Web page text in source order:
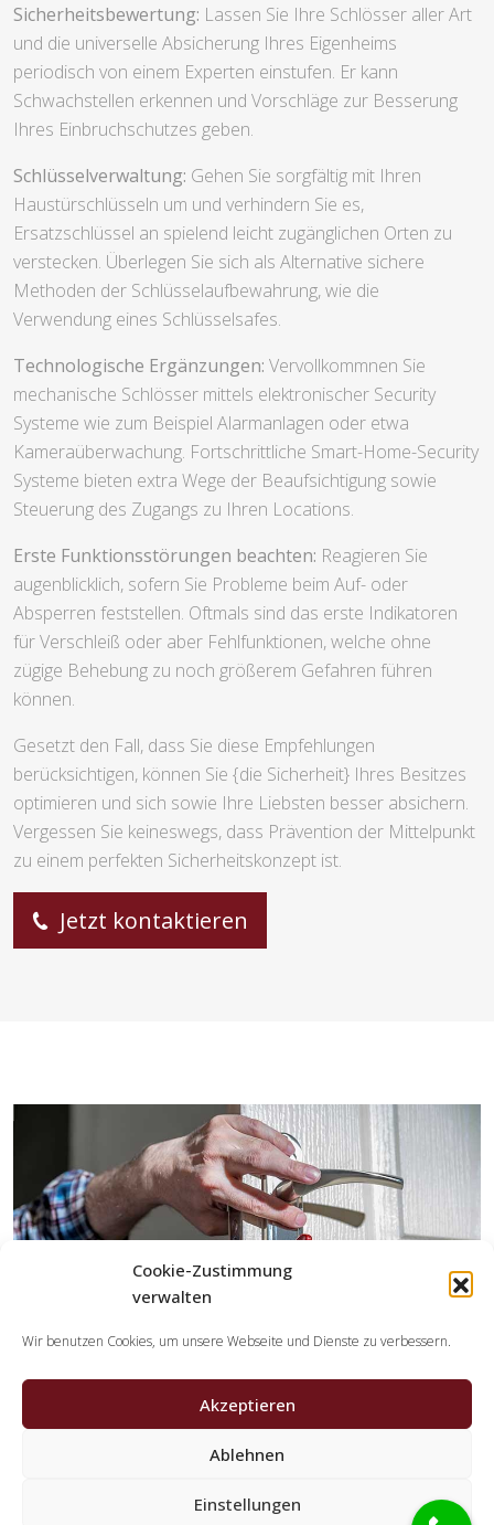
Cookie-Zustimmung
verwalten
Wir benutzen Cookies, um unsere Webseite und Dienste zu verbessern.
Akzeptieren
Ablehnen
Einstellungen
Sicherheitsbewertung: Lassen Sie Ihre Schlösser aller Art
und die universelle Absicherung Ihres Eigenheims
periodisch von einem Experten einstufen. Er kann
Schwachstellen erkennen und Vorschläge zur Besserung
Ihres Einbruchschutzes geben.
Schlüsselverwaltung: Gehen Sie sorgfältig mit Ihren
Haustürschlüsseln um und verhindern Sie es,
Ersatzschlüssel an spielend leicht zugänglichen Orten zu
verstecken. Überlegen Sie sich als Alternative sichere
Methoden der Schlüsselaufbewahrung, wie die
Verwendung eines Schlüsselsafes.
Technologische Ergänzungen: Vervollkommnen Sie
mechanische Schlösser mittels elektronischer Security
Systeme wie zum Beispiel Alarmanlagen oder etwa
Kameraüberwachung. Fortschrittliche Smart-Home-Security
Systeme bieten extra Wege der Beaufsichtigung sowie
Steuerung des Zugangs zu Ihren Locations.
Erste Funktionsstörungen beachten: Reagieren Sie
augenblicklich, sofern Sie Probleme beim Auf- oder
Absperren feststellen. Oftmals sind das erste Indikatoren
für Verschleiß oder aber Fehlfunktionen, welche ohne
zügige Behebung zu noch größerem Gefahren führen
können.
Gesetzt den Fall, dass Sie diese Empfehlungen
berücksichtigen, können Sie {die Sicherheit} Ihres Besitzes
optimieren und sich sowie Ihre Liebsten besser absichern.
Vergessen Sie keineswegs, dass Prävention der Mittelpunkt
zu einem perfekten Sicherheitskonzept ist.
Jetzt kontaktieren
Welche Tätigkeiten übernehmen die Partner der